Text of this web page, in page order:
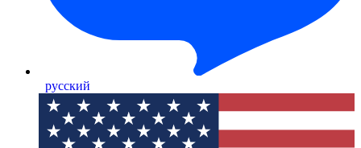
русский